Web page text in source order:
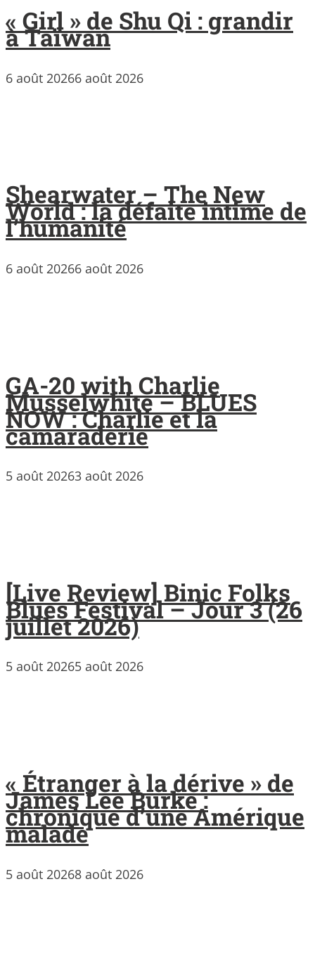
« Girl » de Shu Qi : grandir
à Taïwan
6 août 20266 août 2026
Shearwater – The New
World : la défaite intime de
l’humanité
6 août 20266 août 2026
GA-20 with Charlie
Musselwhite – BLUES
NOW : Charlie et la
camaraderie
5 août 20263 août 2026
[Live Review] Binic Folks
Blues Festival – Jour 3 (26
juillet 2026)
5 août 20265 août 2026
« Étranger à la dérive » de
James Lee Burke :
chronique d’une Amérique
malade
5 août 20268 août 2026